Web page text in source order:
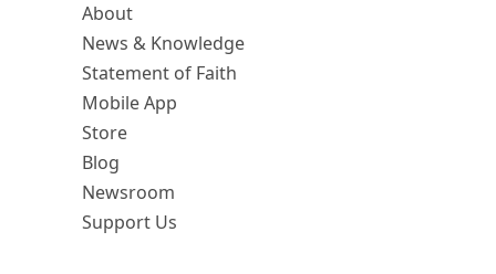
About
News & Knowledge
Statement of Faith
Mobile App
Store
Blog
Newsroom
Support Us